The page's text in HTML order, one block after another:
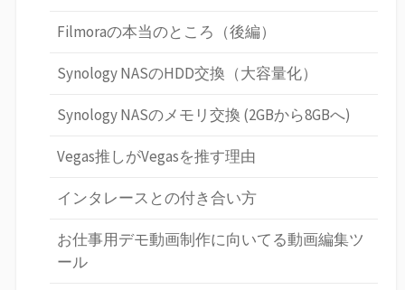
Filmoraの本当のところ（後編）
Synology NASのHDD交換（大容量化）
Synology NASのメモリ交換 (2GBから8GBへ)
Vegas推しがVegasを推す理由
インタレースとの付き合い方
お仕事用デモ動画制作に向いてる動画編集ツ
ール